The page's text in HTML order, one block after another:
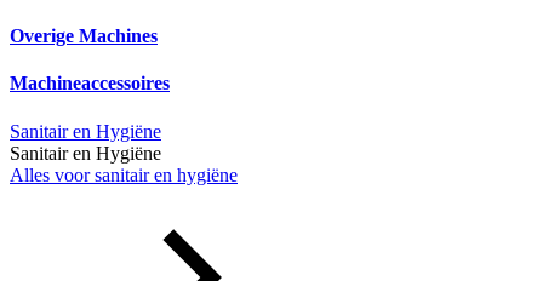
Overige Machines
Machineaccessoires
Sanitair en Hygiëne
Sanitair en Hygiëne
Alles voor sanitair en hygiëne